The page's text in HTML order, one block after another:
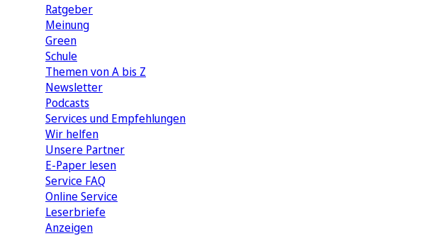
Ratgeber
Meinung
Green
Schule
Themen von A bis Z
Newsletter
Podcasts
Services und Empfehlungen
Wir helfen
Unsere Partner
E-Paper lesen
Service FAQ
Online Service
Leserbriefe
Anzeigen